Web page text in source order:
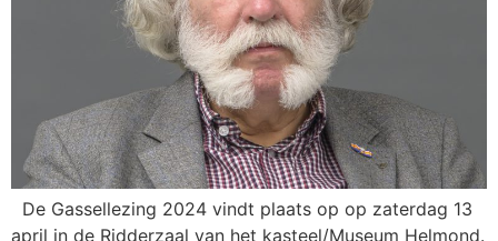
De Gassellezing 2024 vindt plaats op op zaterdag 13
april in de Ridderzaal van het kasteel/Museum Helmond.